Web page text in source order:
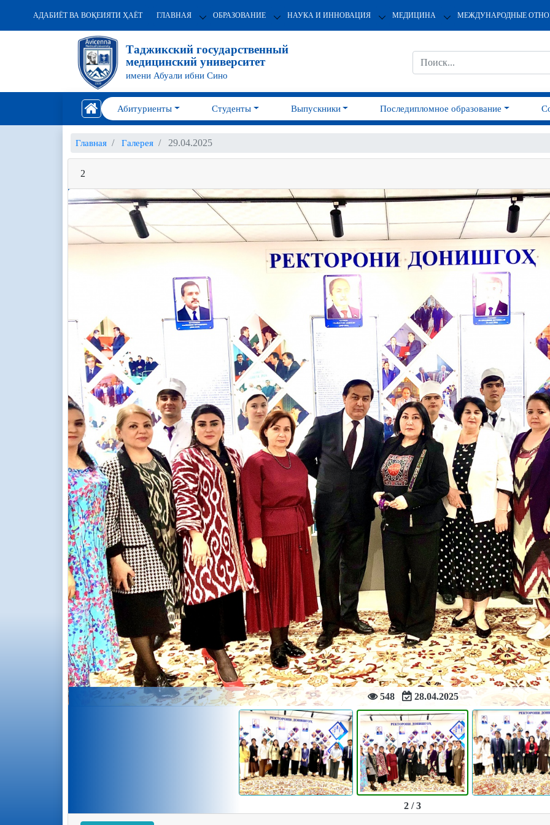
АДАБИЁТ ВА ВОҚЕИЯТИ ҲАЁТ ГЛАВНАЯ ОБРАЗОВАНИЕ НАУКА И ИННОВАЦИЯ МЕДИЦИНА МЕЖДУНАРОДНЫЕ
Таджикский государственный
медицинский университет
имени Абуали ибни Сино
Абитуриенты Студенты Выпускники Последипломное образование
Главная Галерея 29.04.2025
2
548 28.04.2025
Previous
2 / 3